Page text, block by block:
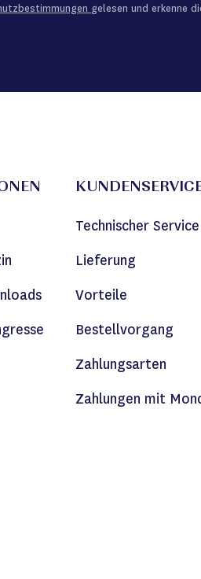
gelesen und erkenne
Technischer Service
Lieferung
Vorteile
Bestellvorgang
Zahlungsarten
Zahlungen mit